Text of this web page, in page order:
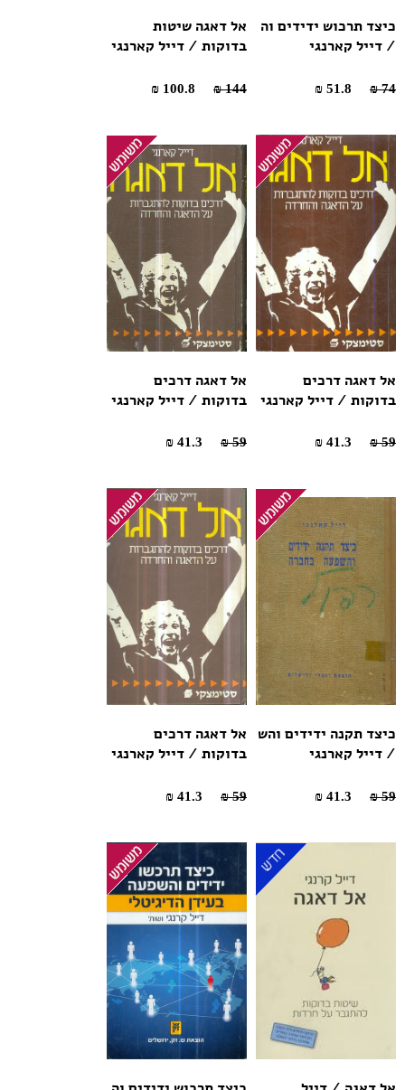
כיצד תרכוש ידידים וה
/ דייל קארנגי
74 ₪
אל דאגה שיטות
בדוקות / דייל קארנגי
144 ₪
אל דאגה דרכים
בדוקות / דייל קארנגי
59 ₪
אל דאגה דרכים
בדוקות / דייל קארנגי
59 ₪
כיצד תקנה ידידים והש
/ דייל קארנגי
59 ₪
אל דאגה דרכים
בדוקות / דייל קארנגי
59 ₪